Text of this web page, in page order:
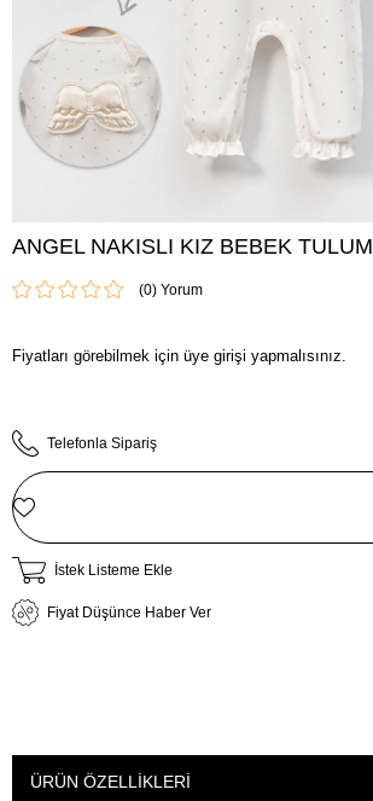
ANGEL NAKISLI KIZ BEBEK TULUM
(0)
Fiyatları görebilmek için üye girişi yapmalısınız.
Telefonla Sipariş
İstek Listeme Ekle
Fiyat Düşünce Haber Ver
ÜRÜN ÖZELLIKLERI